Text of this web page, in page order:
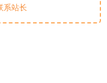
系站长